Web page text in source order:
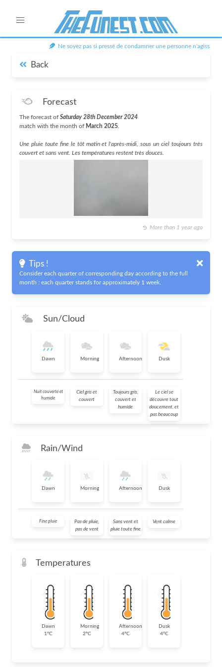
Ne soyez pas si pressé de condamner une personne n'agissant
Back
Forecast
The forecast of Saturday 28th December 2024
match with the month of March 2025
Une pluie toute fine le tôt matin et l'après-midi, sous un ciel toujours très
couvert et sans vent. Les températures restent très douces.
More than 1 year ago
Tips !
Consider each quarter of corresponding day according to the full
month : each quarter stands for approximately 1 week.
Sun/Cloud
Dawn Morning Afternoon Dusk
Nuit couverte et
humide
Ciel gris et
couvert
Toujours gris,
couvert et
humide
Le ciel se
découvre tout
doucement, et
pas beaucoup
Rain/Wind
Dawn Morning Afternoon Dusk
Fine pluie
Pas de pluie,
pas de vent
Sans vent et
pluie toute fine
Vent calme
Temperatures
Dawn
1°C
Morning
2°C
Afternoon
4°C
Dusk
4°C